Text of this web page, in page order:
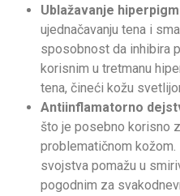
Ublažavanje
ujednačavanju tena i
sposobnost da inhibira
korisnim u tretmanu
tena, čineći kožu
Antiinflamatorno
što je posebno korisno
problematičnom
svojstva pomažu u
pogodnim za